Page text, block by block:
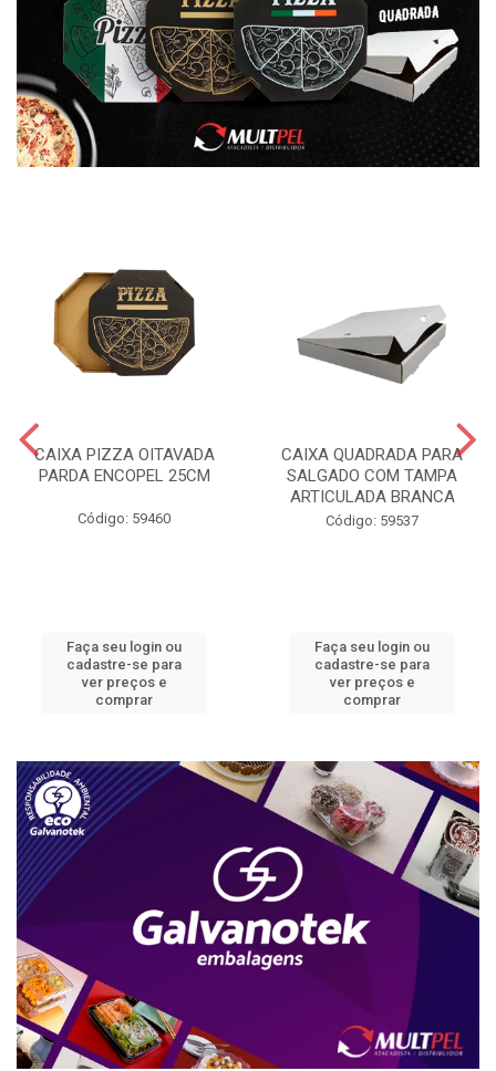
CAIXA PIZZA OITAVADA
PARDA ENCOPEL 25CM
Código: 59460
Faça seu login ou
cadastre-se para
ver preços e
comprar
CAIXA QUADRADA PARA
SALGADO COM TAMPA
ARTICULADA BRANCA
Código: 59537
Faça seu login ou
cadastre-se para
ver preços e
comprar